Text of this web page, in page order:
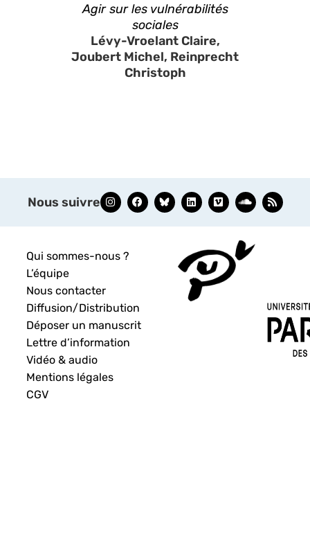
Agir sur les vulnérabilités
sociales
Lévy-Vroelant Claire,
Joubert Michel, Reinprecht
Christoph
Nous suivre
Qui sommes-nous ?
L’équipe
Nous contacter
Diffusion/Distribution
Déposer un manuscrit
Lettre d’information
Vidéo & audio
Mentions légales
CGV